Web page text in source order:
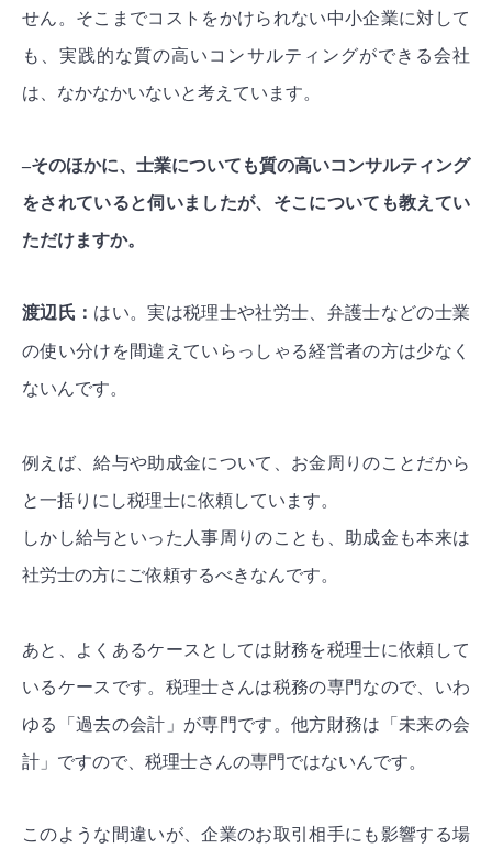
せん。そこまでコストをかけられない中小企業に対して
も、実践的な質の高いコンサルティングができる会社
は、なかなかいないと考えています。
–そのほかに、士業についても質の高いコンサルティング
をされていると伺いましたが、そこについても教えてい
ただけますか。
渡辺氏： はい。実は税理士や社労士、弁護士などの士業
の使い分けを間違えていらっしゃる経営者の方は少なく
ないんです。
例えば、給与や助成金について、お金周りのことだから
と一括りにし税理士に依頼しています。
しかし給与といった人事周りのことも、助成金も本来は
社労士の方にご依頼するべきなんです。
あと、よくあるケースとしては財務を税理士に依頼して
いるケースです。税理士さんは税務の専門なので、いわ
ゆる「過去の会計」が専門です。他方財務は「未来の会
計」ですので、税理士さんの専門ではないんです。
このような間違いが、企業のお取引相手にも影響する場